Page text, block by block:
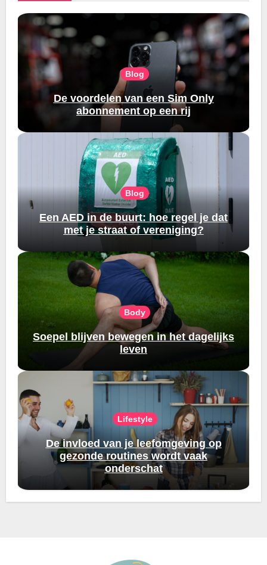
Blog
De voordelen van een Sim Only
abonnement op een rij
Blog
Een AED in de buurt: hoe regel je dat
met je straat of vereniging?
Body
Soepel blijven bewegen in het dagelijks
leven
Lifestyle
De invloed van je leefomgeving op
gezonde routines wordt vaak
onderschat